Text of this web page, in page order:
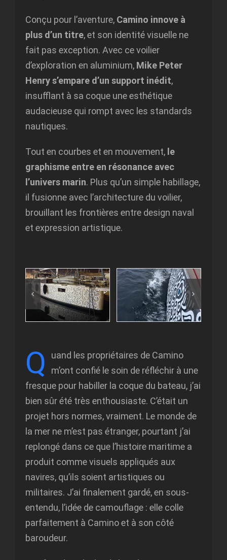
Conçu pour l’aventure, Camino innove à
plus d’un titre, et son identité visuelle ne
fait pas exception. Avec ce voilier
d’exploration en aluminium, Mike Peter
Henry s’empare d’un support inédit,
insufflant à sa coque une esthétique
audacieuse qui rompt avec les standards
nautiques.
Tout en courbes et en mouvement, le
graphisme entre en résonance avec
l’univers marin. Plus qu’un simple habillage,
il fusionne avec l’architecture du voilier,
brouillant les frontières entre design naval
et expression artistique.
Q
uand les propriétaires de Camino
m’ont confié le soin de réfléchir à une
fresque pour habiller la coque du bateau, j’ai
bien sûr été très enthousiaste. C’était un
projet hors normes, vraiment. Le monde de
la mer ne m’est pas étranger, pourtant j’ai
replongé dans ce que l’histoire maritime a
produit comme visuels appliqués aux
navires, qu’ils soient artistiques ou
militaires. J’ai finalement gardé, en sous-
entendu, l’idée de camouflage : elle colle
parfaitement à Camino et à son côté
baroudeur.